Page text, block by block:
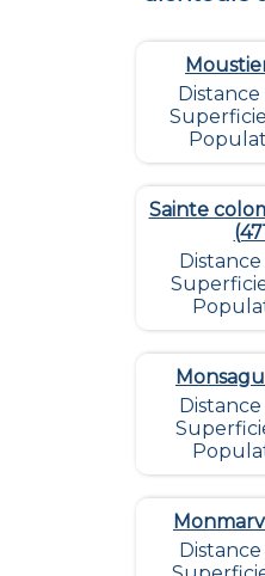
Distance
Sainte
Distance
Distance
Distance